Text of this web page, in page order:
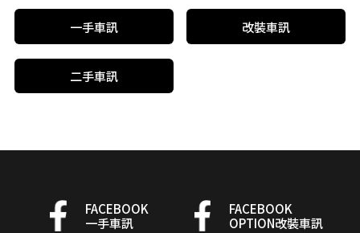
一手車訊 改裝車訊
二手車訊
FACEBOOK
一手車訊
FACEBOOK
OPTION改裝車訊